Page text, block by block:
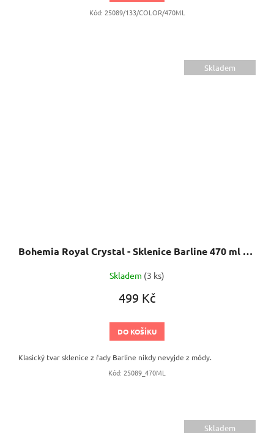
Kód: 25089/133/COLOR/470ML
Skladem
Bohemia Royal Crystal - Sklenice Barline 470 ml 6 ks
Skladem (3 ks)
499 Kč
DO KOŠÍKU
Klasický tvar sklenice z řady Barline nikdy nevyjde z módy.
Kód: 25089_470ML
Skladem